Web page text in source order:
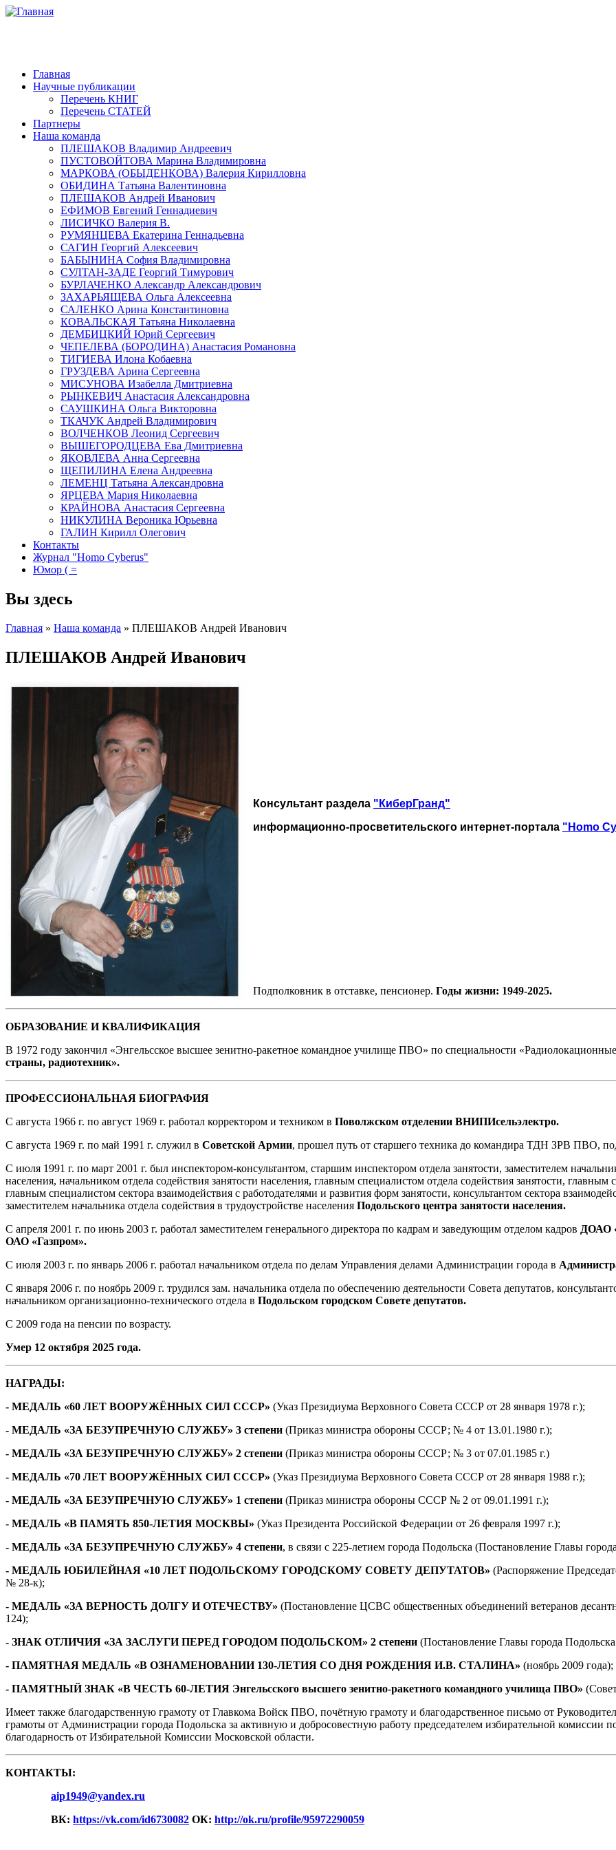
Главная
Научные публикации
Перечень КНИГ
Перечень СТАТЕЙ
Партнеры
Наша команда
ПЛЕШАКОВ Владимир Андреевич
ПУСТОВОЙТОВА Марина Владимировна
МАРКОВА (ОБЫДЕНКОВА) Валерия Кирилловна
ОБИДИНА Татьяна Валентиновна
ПЛЕШАКОВ Андрей Иванович
ЕФИМОВ Евгений Геннадиевич
ЛИСИЧКО Валерия В.
РУМЯНЦЕВА Екатерина Геннадьевна
САГИН Георгий Алексеевич
БАБЫНИНА София Владимировна
СУЛТАН-ЗАДЕ Георгий Тимурович
БУРЛАЧЕНКО Александр Александрович
ЗАХАРЬЯЩЕВА Ольга Алексеевна
САЛЕНКО Арина Константиновна
КОВАЛЬСКАЯ Татьяна Николаевна
ДЕМБИЦКИЙ Юрий Сергеевич
ЧЕПЕЛЕВА (БОРОДИНА) Анастасия Романовна
ТИГИЕВА Илона Кобаевна
ГРУЗДЕВА Арина Сергеевна
МИСУНОВА Изабелла Дмитриевна
РЫНКЕВИЧ Анастасия Александровна
САУШКИНА Ольга Викторовна
ТКАЧУК Андрей Владимирович
ВОЛЧЕНКОВ Леонид Сергеевич
ВЫШЕГОРОДЦЕВА Ева Дмитриевна
ЯКОВЛЕВА Анна Сергеевна
ЩЕПИЛИНА Елена Андреевна
ЛЕМЕНЦ Татьяна Александровна
ЯРЦЕВА Мария Николаевна
КРАЙНОВА Анастасия Сергеевна
НИКУЛИНА Вероника Юрьевна
ГАЛИН Кирилл Олегович
Контакты
Журнал "Homo Cyberus"
Юмор ( =
Вы здесь
Главная » Наша команда » ПЛЕШАКОВ Андрей Иванович
ПЛЕШАКОВ Андрей Иванович
Консультант раздела "КиберГранд"
информационно-просветительского интернет-портала "Homo
Подполковник в отставке, пенсионер. Годы жизни: 1949-2025.
ОБРАЗОВАНИЕ И КВАЛИФИКАЦИЯ
В 1972 году закончил «Энгельсское высшее зенитно-ракетное командное училище ПВО» по специальности
страны, радиотехник».
ПРОФЕССИОНАЛЬНАЯ БИОГРАФИЯ
С августа 1966 г. по август 1969 г. работал корректором и техником в Поволжском отделении ВНИПИсельэлектро.
С августа 1969 г. по май 1991 г. служил в Советской Армии, прошел путь от старшего техника до командира ТДН ЗРВ ПВО,
С июля 1991 г. по март 2001 г. был инспектором-консультантом, старшим инспектором отдела занятости, заместителем
населения, начальником отдела содействия занятости населения, главным специалистом отдела содействия занятости,
главным специалистом сектора взаимодействия с работодателями и развития форм занятости, консультантом сектора
заместителем начальника отдела содействия в трудоустройстве населения Подольского центра занятости населения.
С апреля 2001 г. по июнь 2003 г. работал заместителем генерального директора по кадрам и заведующим отделом кадров ДОАО
ОАО «Газпром».
С июля 2003 г. по январь 2006 г. работал начальником отдела по делам Управления делами Администрации города в
С января 2006 г. по ноябрь 2009 г. трудился зам. начальника отдела по обеспечению деятельности Совета депутатов,
начальником организационно-технического отдела в Подольском городском Совете депутатов.
С 2009 года на пенсии по возрасту.
Умер 12 октября 2025 года.
НАГРАДЫ:
- МЕДАЛЬ «60 ЛЕТ ВООРУЖЁННЫХ СИЛ СССР» (Указ Президиума Верховного Совета СССР от 28 января 1978 г.);
- МЕДАЛЬ «ЗА БЕЗУПРЕЧНУЮ СЛУЖБУ» 3 степени (Приказ министра обороны СССР; № 4 от 13.01.1980 г.);
- МЕДАЛЬ «ЗА БЕЗУПРЕЧНУЮ СЛУЖБУ» 2 степени (Приказ министра обороны СССР; № 3 от 07.01.1985 г.)
- МЕДАЛЬ «70 ЛЕТ ВООРУЖЁННЫХ СИЛ СССР» (Указ Президиума Верховного Совета СССР от 28 января 1988 г.);
- МЕДАЛЬ «ЗА БЕЗУПРЕЧНУЮ СЛУЖБУ» 1 степени (Приказ министра обороны СССР № 2 от 09.01.1991 г.);
- МЕДАЛЬ «В ПАМЯТЬ 850-ЛЕТИЯ МОСКВЫ» (Указ Президента Российской Федерации от 26 февраля 1997 г.);
- МЕДАЛЬ «ЗА БЕЗУПРЕЧНУЮ СЛУЖБУ» 4 степени, в связи с 225-летием города Подольска (Постановление Главы
- МЕДАЛЬ ЮБИЛЕЙНАЯ «10 ЛЕТ ПОДОЛЬСКОМУ ГОРОДСКОМУ СОВЕТУ ДЕПУТАТОВ» (Распоряжение
№ 28-к);
- МЕДАЛЬ «ЗА ВЕРНОСТЬ ДОЛГУ И ОТЕЧЕСТВУ» (Постановление ЦСВС общественных объединений ветеранов
124);
- ЗНАК ОТЛИЧИЯ «ЗА ЗАСЛУГИ ПЕРЕД ГОРОДОМ ПОДОЛЬСКОМ» 2 степени (Постановление Главы города
- ПАМЯТНАЯ МЕДАЛЬ «В ОЗНАМЕНОВАНИИ 130-ЛЕТИЯ СО ДНЯ РОЖДЕНИЯ И.В. СТАЛИНА» (ноябрь 2009 года);
- ПАМЯТНЫЙ ЗНАК «В ЧЕСТЬ 60-ЛЕТИЯ Энгельсского высшего зенитно-ракетного командного училища ПВО»
Имеет также благодарственную грамоту от Главкома Войск ПВО, почётную грамоту и благодарственное письмо от
грамоты от Администрации города Подольска за активную и добросовестную работу председателем избирательной комиссии
благодарность от Избирательной Комиссии Московской области.
КОНТАКТЫ:
aip1949@yandex.ru
ВК: https://vk.com/id6730082 ОК: http://ok.ru/profile/95972290059